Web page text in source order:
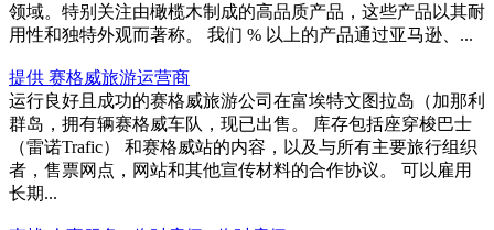
领域。特别关注由橄榄木制成的高品质产品，这些产品以其耐
用性和独特外观而著称。 我们 % 以上的产品通过亚马逊、...
提供 赛格威旅游运营商
运行良好且成功的赛格威旅游公司在富埃特文图拉岛（加那利
群岛，拥有辆赛格威车队，现已出售。 库存包括座穿梭巴士
（雷诺Trafic） 和赛格威站的内容，以及与所有主要旅行组织
者，售票网点，网站和其他宣传材料的合作协议。 可以雇用
长期...